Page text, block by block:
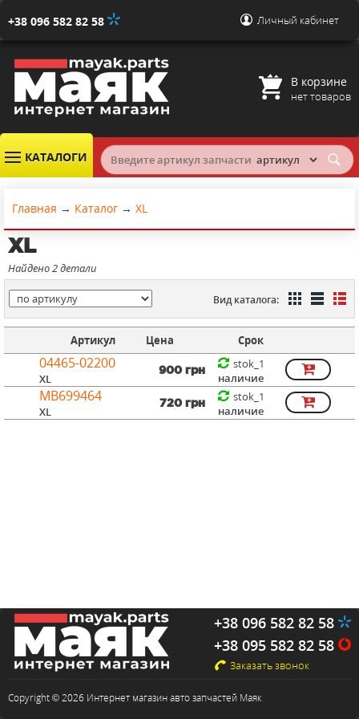
+38 096 582 82 58 Личный кабинет
В корзине
нет товаров
КАТАЛОГИ
Главная → Каталог → XL
XL
Найдено 2 детали
Вид каталога:
Артикул Цена Срок
04465-02200
XL
900 грн
stok_1
наличие
MB699464
XL
720 грн
stok_1
наличие
+38 096 582 82 58
+38 095 582 82 58
Заказать звонок
Copyright © 2026 Интернет магазин авто запчастей Маяк